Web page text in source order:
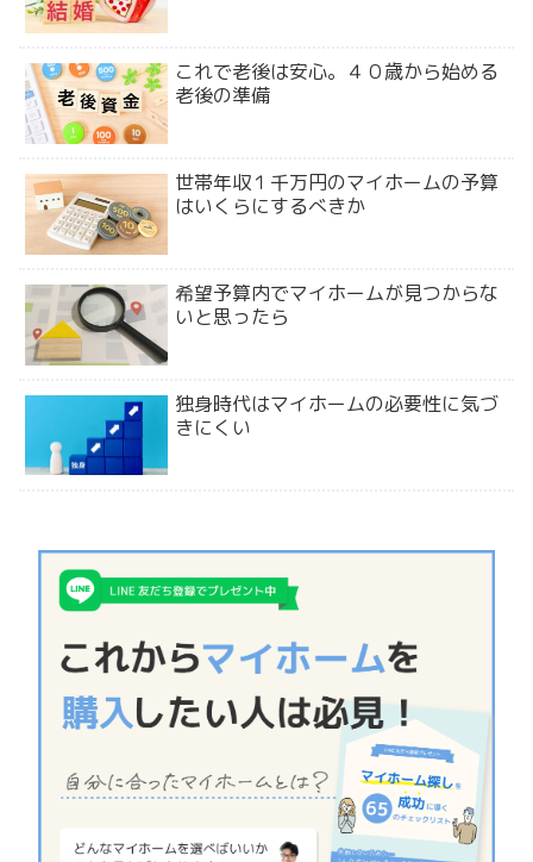
これで老後は安心。４０歳から始める
老後の準備
世帯年収１千万円のマイホームの予算
はいくらにするべきか
希望予算内でマイホームが見つからな
いと思ったら
独身時代はマイホームの必要性に気づ
きにくい